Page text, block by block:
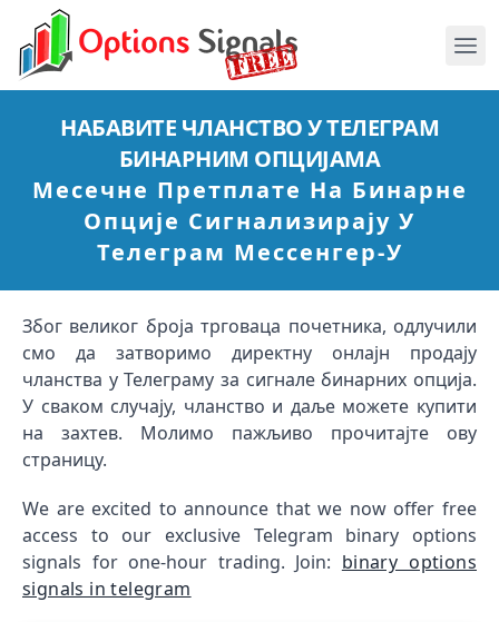
НАБАВИТЕ ЧЛАНСТВО У ТЕЛЕГРАМ
БИНАРНИМ ОПЦИЈАМА
Месечне Претплате На Бинарне
Опције Сигнализирају У
Телеграм Мессенгер-У
Због великог броја трговаца почетника, одлучили
смо да затворимо директну онлајн продају
чланства у Телеграму за сигнале бинарних опција.
У сваком случају, чланство и даље можете купити
на захтев. Молимо пажљиво прочитајте ову
страницу.
We are excited to announce that we now offer free
access to our exclusive Telegram binary options
signals for one-hour trading. Join: binary options
signals in telegram